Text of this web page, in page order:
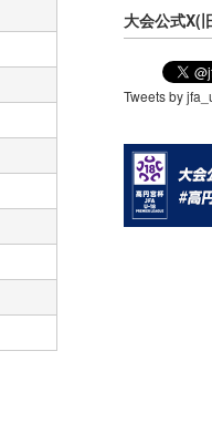
大会公式X(
Tweets by